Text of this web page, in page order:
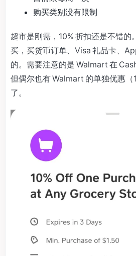
购买类别没有限制
超市是刚需，10% 折扣还是不错的
买，买货币订单、Visa 礼品卡、
的。需要注意的是 Walmart 在
但偶尔也有 Walmart 的单独优惠（
了。